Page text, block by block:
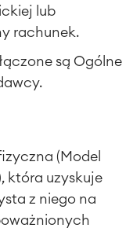
lub
rachunek.
są Ogólne
(Model
która uzyskuje
z niego na